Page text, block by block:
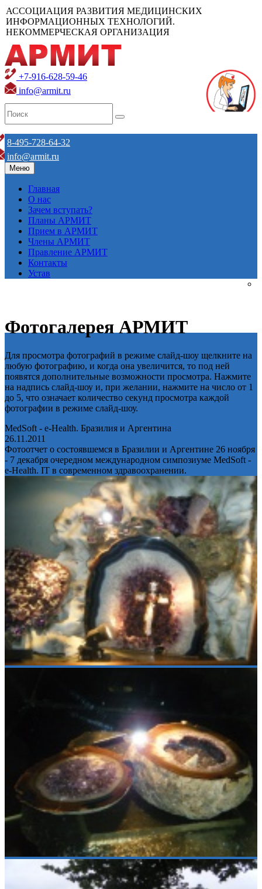
АССОЦИАЦИЯ РАЗВИТИЯ МЕДИЦИНСКИХ
ИНФОРМАЦИОННЫХ ТЕХНОЛОГИЙ.
НЕКОММЕРЧЕСКАЯ ОРГАНИЗАЦИЯ
+7-916-628-59-46
info@armit.ru
8-495-728-64-32
info@armit.ru
Меню
Главная
О нас
Зачем вступать?
Планы АРМИТ
Прием в АРМИТ
Члены АРМИТ
Правление АРМИТ
Контакты
Устав
Фотогалерея АРМИТ
Для просмотра фотографий в режиме слайд-шоу щелкните на
любую фотографию, и когда она увеличится, то под ней
появятся дополнительные возможности просмотра. Нажмите
на надпись слайд-шоу и, при желании, нажмите на число от 1
до 5, что означает количество секунд просмотра каждой
фотографии в режиме слайд-шоу.
MedSoft - e-Health. Бразилия и Аргентина
26.11.2011
Фотоотчет о состоявшемся в Бразилии и Аргентине 26 ноября
- 7 декабря очередном международном симпозиуме MedSoft -
e-Health. IT в современном здравоохранении.